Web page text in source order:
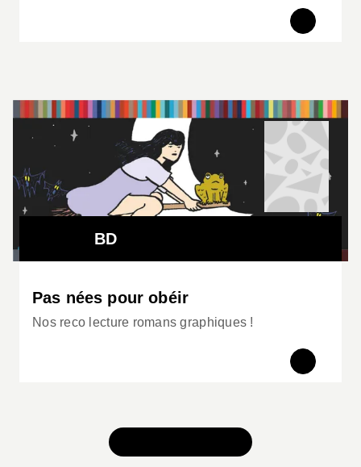
BD
Pas nées pour obéir
Nos reco lecture romans graphiques !